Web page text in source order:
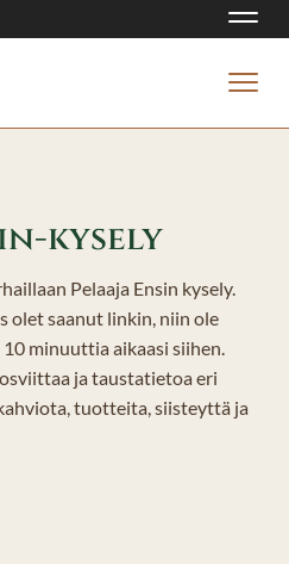
kysely
Pelaaja Ensin kysely.
olet saanut linkin, niin ole
minuuttia aikaasi siihen.
ja taustatietoa eri
tuotteita, siisteyttä ja